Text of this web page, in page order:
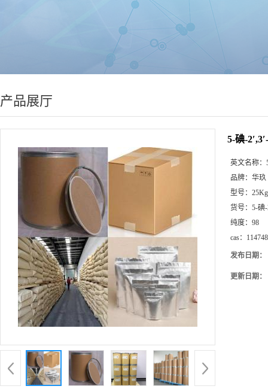
产品展厅
5-碘-
英文名称：
品牌： 华玖
型号：
货号： 5-碘-
纯度： 98
cas：
发布日期：
更新日期：